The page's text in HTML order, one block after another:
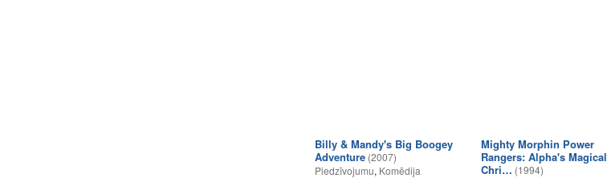
Billy & Mandy's Big Boogey
Adventure (2007)
Piedzīvojumu, Komēdija
Mighty Morphin Power
Rangers: Alpha's Magical
Chri… (1994)